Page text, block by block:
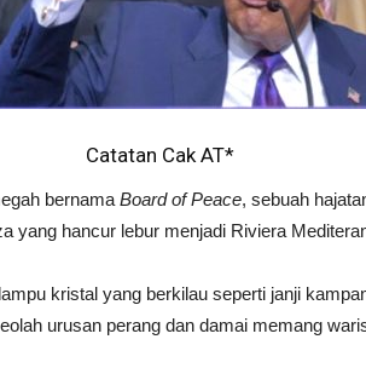
Catatan Cak AT*
bernama Board of Peace, sebuah
yang hancur lebur menjadi Riviera
kristal yang berkilau seperti janji
urusan perang dan damai memang